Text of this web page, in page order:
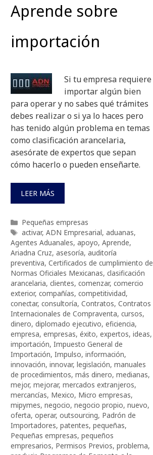
Aprende sobre
importación
Si tu empresa requiere
importar algún bien
para operar y no sabes qué trámites
debes realizar o si ya lo haces pero
has tenido algún problema en temas
como clasificación arancelaria,
asesórate de expertos que sepan
cómo hacerlo o pueden enseñarte.
LEER MÁS
Categorías
Pequeñas empresas
Etiquetas
activar, ADN Empresarial, aduanas,
Agentes Aduanales, apoyo, Aprende,
Ariadna Cruz, asesoría, auditoría
preventiva, Certificados de cumplimiento de
Normas Oficiales Mexicanas, clasificación
arancelaria, clientes, comenzar, comercio
exterior, compañías, competitividad,
conectar, consultoría, Contratos, Contratos
Internacionales de Compraventa, cursos,
dinero, diplomado ejecutivo, eficiencia,
empresa, empresas, éxito, expertos, ideas,
importación, Impuesto General de
Importación, Impulso, información,
innovación, innovar, legislación, manuales
de procedimientos, más dinero, medianas,
mejor, mejorar, mercados extranjeros,
mercancías, Mexico, Micro empresas,
mipymes, negocio, negocio propio, nuevo,
oferta, operar, outsourcing, Padrón de
Importadores, patentes, pequeñas,
Pequeñas empresas, pequeños
empresarios, Permisos Previos, problema,